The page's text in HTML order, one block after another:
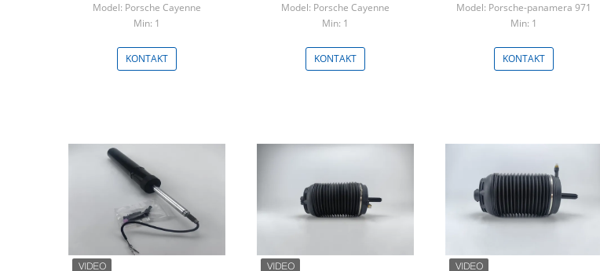
Model: Porsche Cayenne
Min: 1
KONTAKT
Model: Porsche Cayenne
Min: 1
KONTAKT
Model: Porsche-panamera 971
Min: 1
KONTAKT